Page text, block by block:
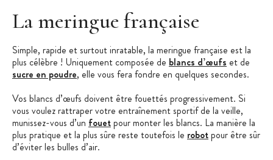
La meringue française
Simple, rapide et surtout inratable, la meringue française est la
plus célèbre ! Uniquement composée de blancs d’œufs et de
sucre en poudre, elle vous fera fondre en quelques secondes.
Vos blancs d’œufs doivent être fouettés progressivement. Si
vous voulez rattraper votre entraînement sportif de la veille,
munissez-vous d’un fouetpour monter les blancs. La manière la
plus pratique et la plus sûre reste toutefois le robotpour être sûr
d’éviter les bulles d’air.